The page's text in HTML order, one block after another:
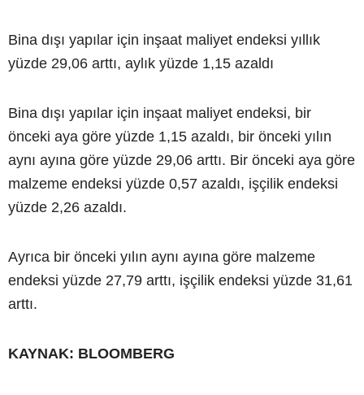
Bina dışı yapılar için inşaat maliyet endeksi yıllık
yüzde 29,06 arttı, aylık yüzde 1,15 azaldı
Bina dışı yapılar için inşaat maliyet endeksi, bir
önceki aya göre yüzde 1,15 azaldı, bir önceki yılın
aynı ayına göre yüzde 29,06 arttı. Bir önceki aya göre
malzeme endeksi yüzde 0,57 azaldı, işçilik endeksi
yüzde 2,26 azaldı.
Ayrıca bir önceki yılın aynı ayına göre malzeme
endeksi yüzde 27,79 arttı, işçilik endeksi yüzde 31,61
arttı.
KAYNAK: BLOOMBERG